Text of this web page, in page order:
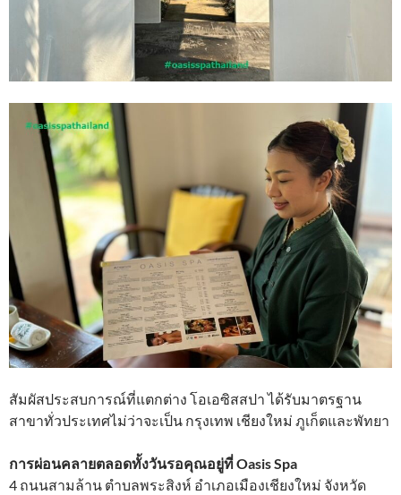
สัมผัสประสบการณ์ที่แตกต่าง โอเอซิสสปา ได้รับมาตรฐาน
สาขาทั่วประเทศไม่ว่าจะเป็น กรุงเทพ เชียงใหม่ ภูเก็ตและพัทยา
การผ่อนคลายตลอดทั้งวันรอคุณอยู่ที่ Oasis Spa
4 ถนนสามล้าน ตำบลพระสิงห์ อำเภอเมืองเชียงใหม่ จังหวัด